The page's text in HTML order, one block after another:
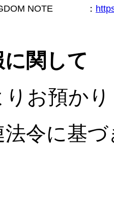
NOTE
：
関して
りお預か
法令に基